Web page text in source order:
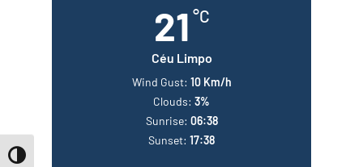
Toggle High Contrast
21 °C
Céu Limpo
Wind Gust: 10 Km/h
Clouds: 3%
Sunrise: 06:38
Sunset: 17:38